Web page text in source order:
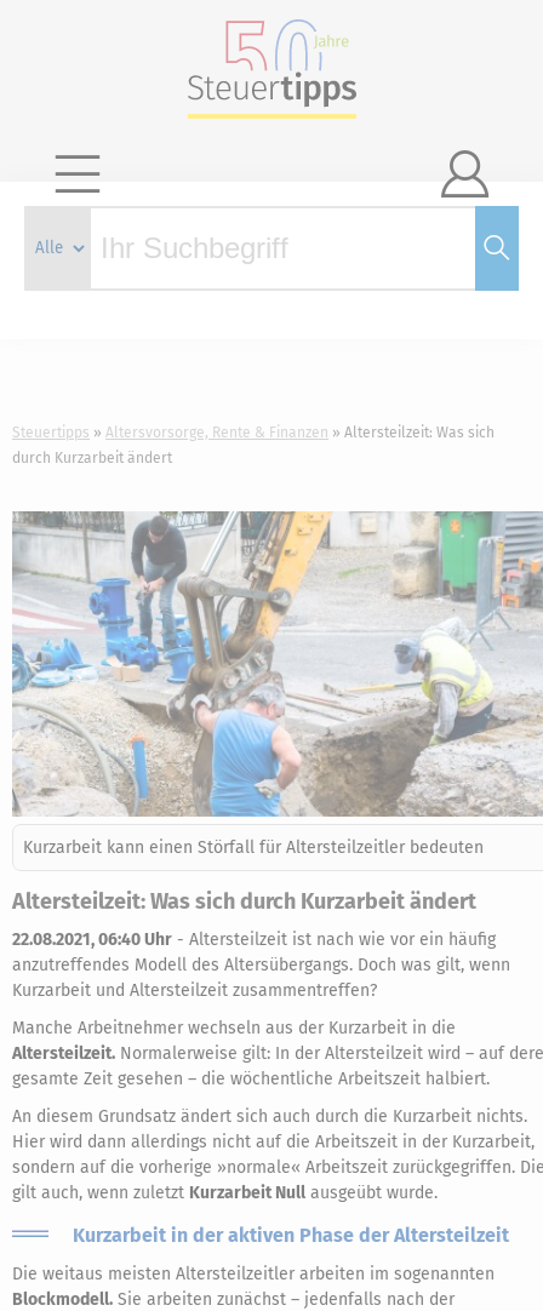

Steuertipps Altersvorsorge, Rente & Finanzen
Altersteilzeit: Was sich
durch Kurzarbeit ändert
Kurzarbeit kann einen Störfall für Altersteilzeitler bedeuten
Altersteilzeit: Was sich durch Kurzarbeit ändert
22.08.2021, 06:40 Uhr - Altersteilzeit ist nach wie vor ein häufig
anzutreffendes Modell des Altersübergangs. Doch was gilt, wenn
Kurzarbeit und Altersteilzeit zusammentreffen?
Manche Arbeitnehmer wechseln aus der Kurzarbeit in die
Altersteilzeit. Normalerweise gilt: In der Altersteilzeit wird – auf
gesamte Zeit gesehen – die wöchentliche Arbeitszeit halbiert.
An diesem Grundsatz ändert sich auch durch die Kurzarbeit nichts.
Hier wird dann allerdings nicht auf die Arbeitszeit in der Kurzarbeit,
sondern auf die vorherige »normale« Arbeitszeit zurückgegriffen.
gilt auch, wenn zuletzt Kurzarbeit Null ausgeübt wurde.
Kurzarbeit in der aktiven Phase der Altersteilzeit
Die weitaus meisten Altersteilzeitler arbeiten im sogenannten
Blockmodell. Sie arbeiten zunächst – jedenfalls nach der